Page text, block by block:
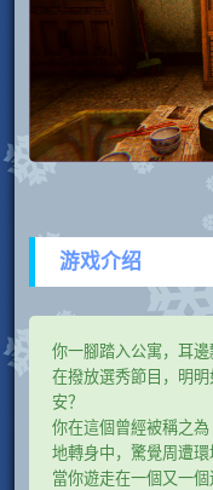
游戏介绍
你一腳踏入公寓，耳
在撥放選秀節目，明
安？
你在這個曾經被稱之
地轉身中，驚覺周遭環
當你遊走在一個又一